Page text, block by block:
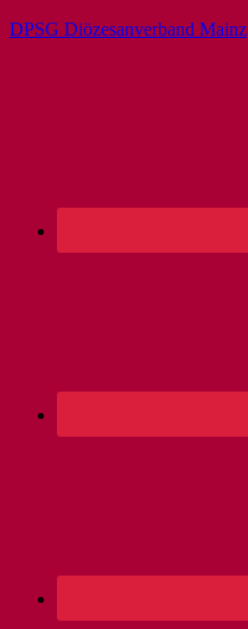
DPSG Diözesanverband Mainz